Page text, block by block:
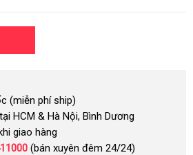
(miễn phí ship)
HCM & Hà Nội, Bình Dương
giao hàng
(bán xuyên đêm 24/24)